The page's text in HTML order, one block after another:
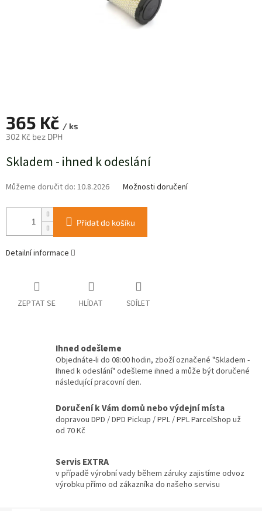
365 Kč / ks
302 Kč bez DPH
cena:
Skladem - ihned k odeslání
Můžeme doručit do: 10.8.2026 Možnosti doručení
Přidat do košíku
Detailní informace
ZEPTAT SE HLÍDAT SDÍLET
Ihned odešleme
Objednáte-li do 08:00 hodin, zboží označené "Skladem -
Ihned k odeslání" odešleme ihned a může být doručené
následující pracovní den.
Doručení k Vám domů nebo výdejní místa
dopravou DPD / DPD Pickup / PPL / PPL ParcelShop už
od 70 Kč
Servis EXTRA
v případě výrobní vady během záruky zajistíme odvoz
výrobku přímo od zákazníka do našeho servisu